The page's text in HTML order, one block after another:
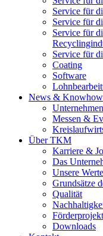
Service für
Service für
Service für
Service für
Coating
Software
News & Knowhow
Messen &
Über TKM
Karriere &
Das
Unsere Werte
Grundsätze
Qualität
Downloads